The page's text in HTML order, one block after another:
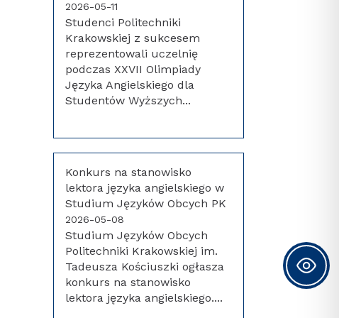
2026-05-11
Studenci Politechniki
Krakowskiej z sukcesem
reprezentowali uczelnię
podczas XXVII Olimpiady
Języka Angielskiego dla
Studentów Wyższych...
Konkurs na stanowisko
lektora języka angielskiego w
Studium Języków Obcych PK
2026-05-08
Studium Języków Obcych
Politechniki Krakowskiej im.
Tadeusza Kościuszki ogłasza
konkurs na stanowisko
lektora języka angielskiego....